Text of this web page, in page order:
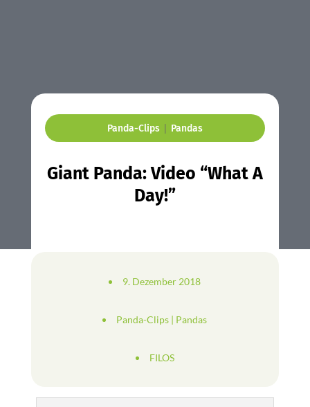
Panda-Clips| Pandas
Giant Panda: Video “What A
Day!”
9. Dezember 2018
Panda-Clips | Pandas
FILOS